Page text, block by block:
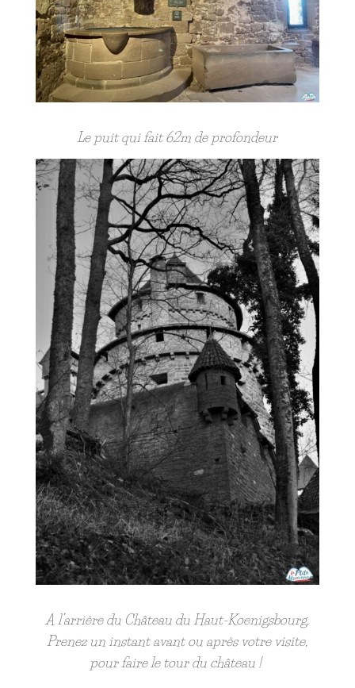
Le puit qui fait 62m de profondeur
A l’arrière du Château du Haut-Koenigsbourg.
Prenez un instant avant ou après votre visite,
pour faire le tour du château !